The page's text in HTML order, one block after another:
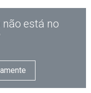
está no